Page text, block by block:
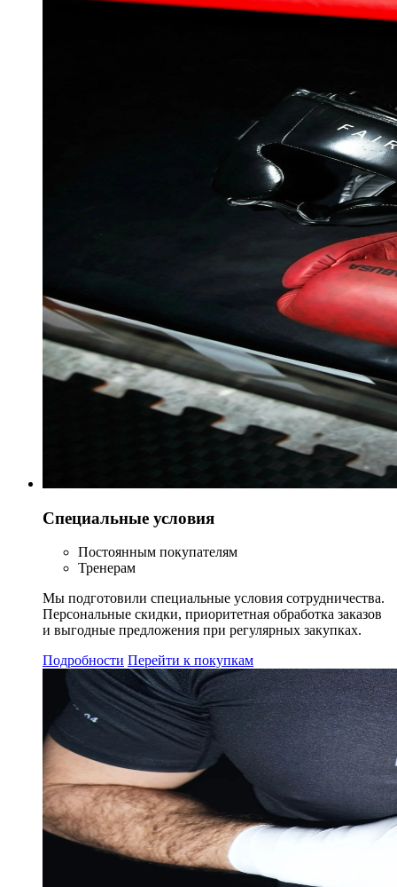
Специальные условия
Постоянным покупателям
Тренерам
Мы подготовили специальные условия сотрудничества.
Персональные скидки, приоритетная обработка заказов
и выгодные предложения при регулярных закупках.
Подробности Перейти к покупкам